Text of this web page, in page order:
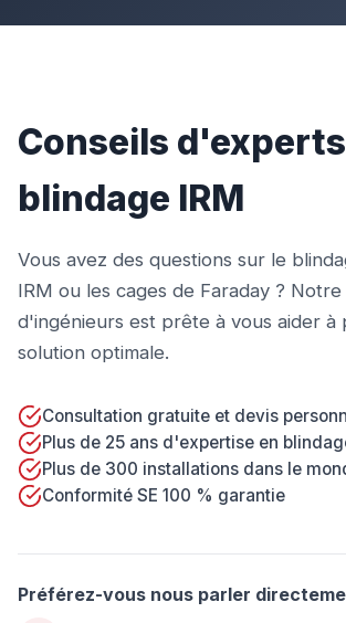
Conseils
blindage IRM
Vous avez des questions sur le
IRM ou les cages de Faraday ?
d'ingénieurs est prête à vous aider à
solution optimale.
Consultation gratuite et devis
Plus de 25 ans d'expertise en
Plus de 300 installations dans le
Conformité SE 100 % garantie
Préférez-vous nous parler